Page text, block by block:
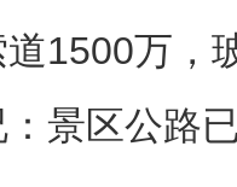
1500万，
景区公路